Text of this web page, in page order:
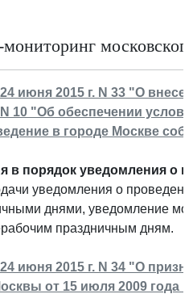
июня 2015 г. N 33 "О
10 "Об обеспечении
в городе Москве
в порядок уведомления о
уведомления о
днями, уведомление
праздничным дням.
июня 2015 г. N 34 "О
от 15 июля 2009 года